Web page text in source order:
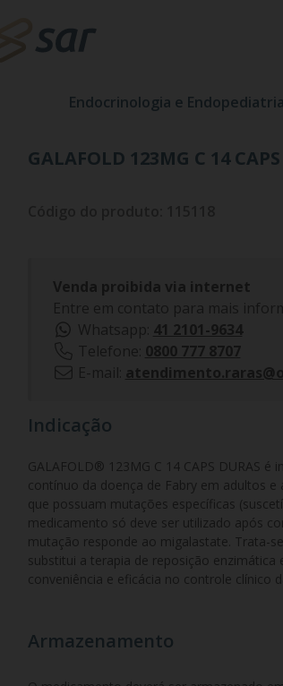
Endocrinologia e Endopediatria
GALAFOLD 123MG C 14
Venda proibida via internet
Entre em contato para mais
Whatsapp: 41 2101-9634
Telefone: 0800 777 8707
E-mail:
Indicação
GALAFOLD® 123MG C 14 CAPS DURAS
contínuo da doença de Fabry em adultos
que possuam mutações específicas
medicamento só deve ser utilizado após
mutação responde ao migalastate. Trata-
substitui a terapia de reposição
conveniência e eficácia no controle clínico
Armazenamento